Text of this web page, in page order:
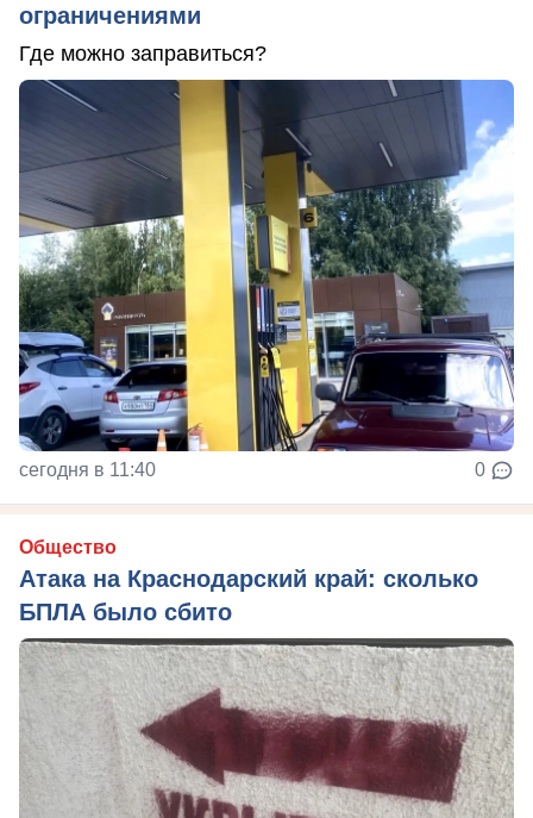
ограничениями
Где можно заправиться?
сегодня в 11:40 0
Общество
Атака на Краснодарский край: сколько
БПЛА было сбито